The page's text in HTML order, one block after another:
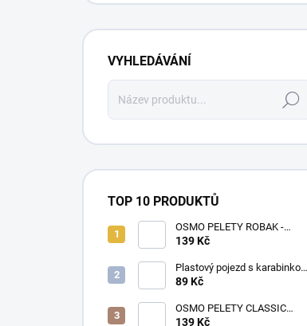
VYHLEDÁVÁNÍ
Hledat
TOP 10 PRODUKTŮ
OSMO PELETY ROBAK -
ŽÍŽALA, ČERV
139 Kč
Plastový pojezd s karabinkou
AT Feeder
89 Kč
OSMO PELETY CLASSIC
PELLET - SLADKÁ KUKUŘICE
139 Kč